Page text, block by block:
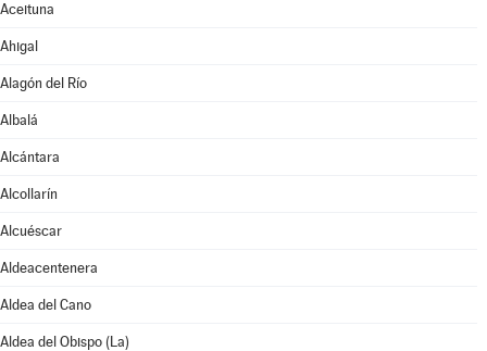
Aceituna
Ahigal
Alagón del Río
Albalá
Alcántara
Alcollarín
Alcuéscar
Aldeacentenera
Aldea del Cano
Aldea del Obispo (La)